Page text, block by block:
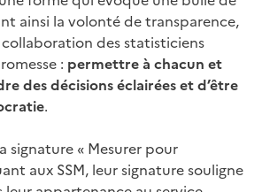
ainsi la volonté de transparence,
des statisticiens
: permettre à chacun et
des décisions éclairées et d’être
.
signature « Mesurer pour
aux SSM, leur signature souligne